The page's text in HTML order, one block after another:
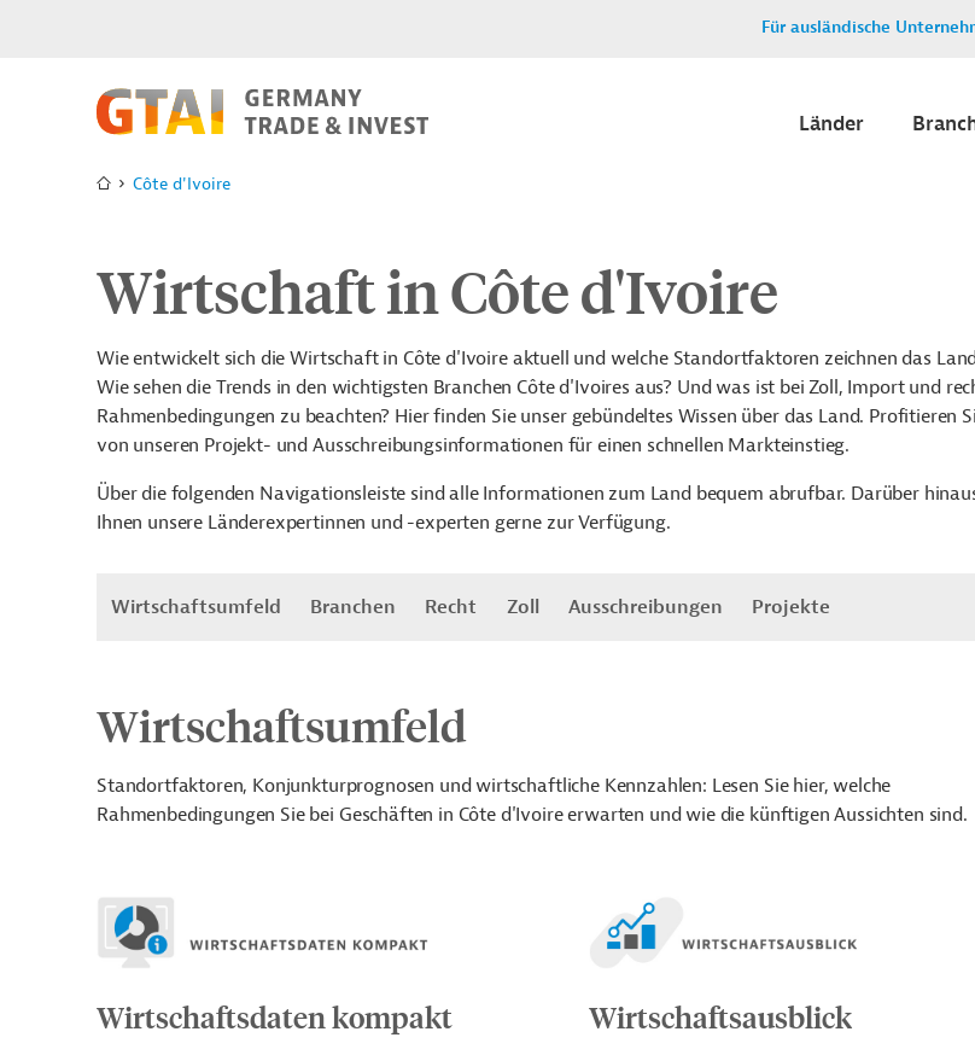
Für ausländische
Länder
Côte d'Ivoire
Wirtschaft in Côte d'Ivoire
Wie entwickelt sich die Wirtschaft in Côte d'Ivoire aktuell und welche Standortfaktoren zeichnen das
Wie sehen die Trends in den wichtigsten Branchen Côte d'Ivoires aus? Und was ist bei Zoll, Import und
Rahmenbedingungen zu beachten? Hier finden Sie unser gebündeltes Wissen über das Land. Profitieren
von unseren Projekt- und Ausschreibungsinformationen für einen schnellen Markteinstieg.
Über die folgenden Navigationsleiste sind alle Informationen zum Land bequem abrufbar. Darüber
Ihnen unsere Länderexpertinnen und -experten gerne zur Verfügung.
Wirtschaftsumfeld Branchen Recht Zoll Ausschreibungen Projekte
Wirtschaftsumfeld
Standortfaktoren, Konjunkturprognosen und wirtschaftliche Kennzahlen: Lesen Sie hier, welche
Rahmenbedingungen Sie bei Geschäften in Côte d'Ivoire erwarten und wie die künftigen Aussichten sind.
Wirtschaftsdaten kompakt Wirtschaftsausblick